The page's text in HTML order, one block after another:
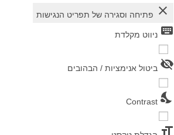
close פתיחה וסגירה של תפריט הנגישות
keyboard ניווט מקלדת
visibility_off ביטול אנימציות / הבהובים
nights_stay
Contrast
format_size